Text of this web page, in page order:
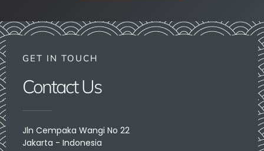
GET IN TOUCH
Contact Us
Jln Cempaka Wangi No 22
Jakarta - Indonesia